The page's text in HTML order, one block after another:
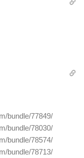
bundle/77849/
bundle/78030/
bundle/78574/
bundle/78713/